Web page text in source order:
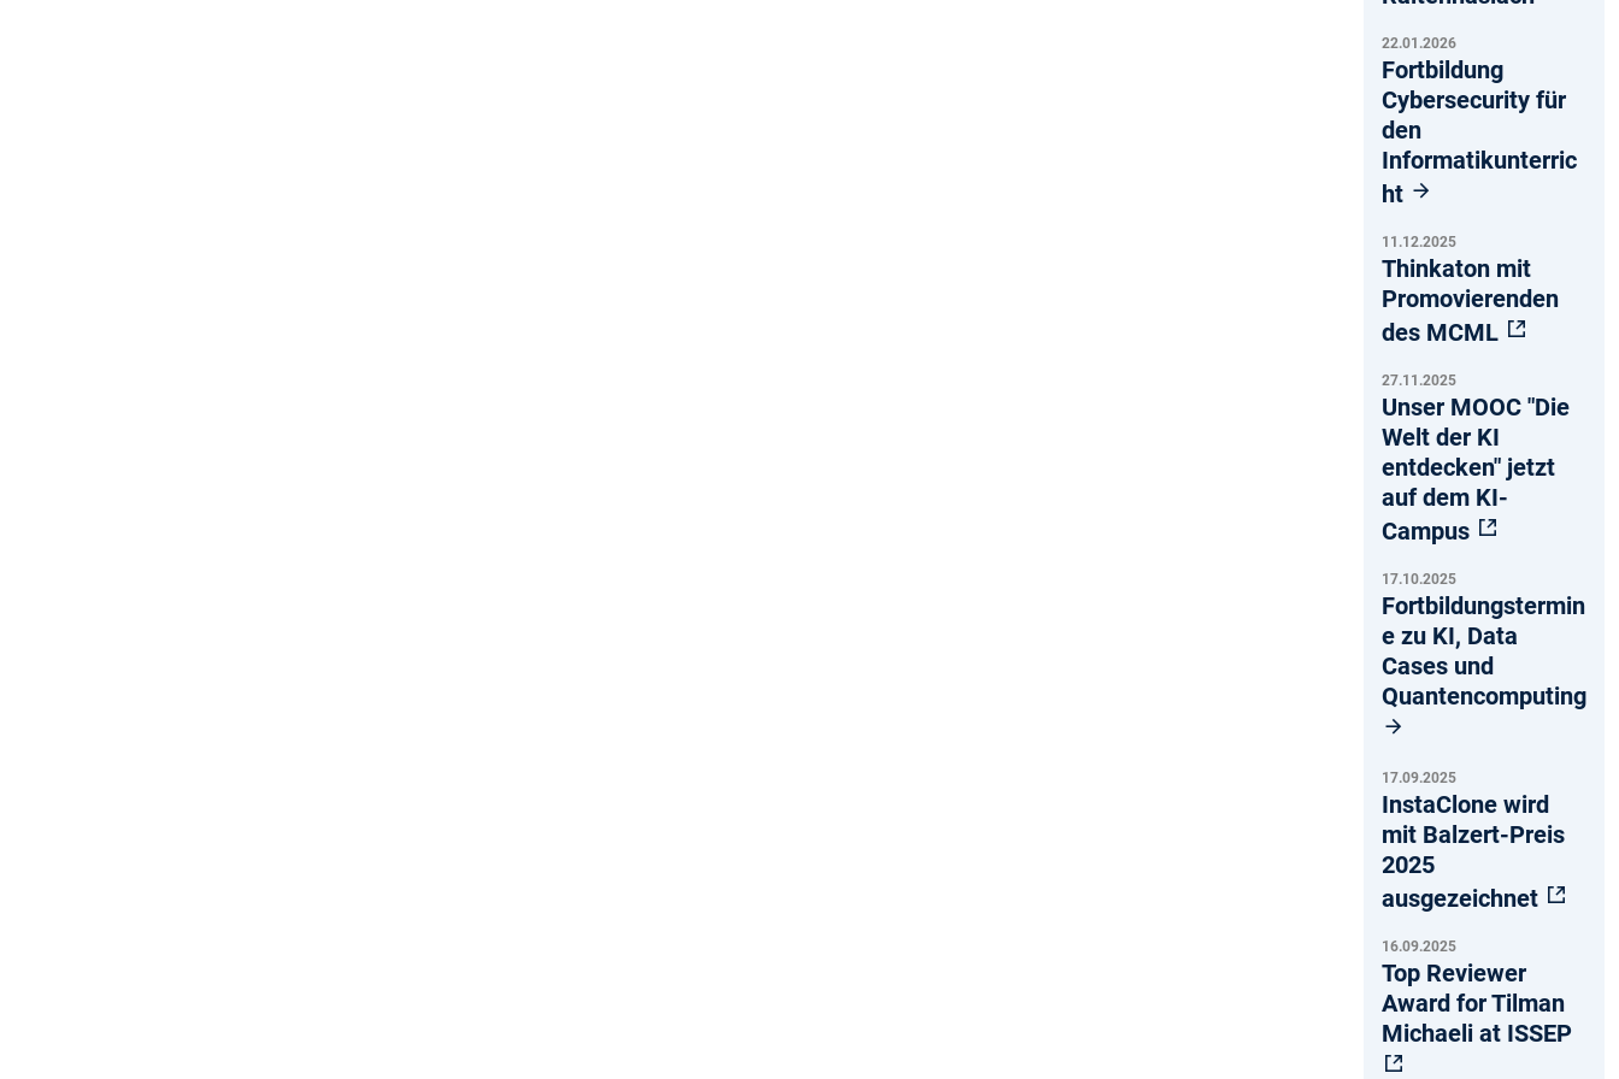
22.01.2026
Fortbildung
Cybersecurity für
den
Informatikunterric
ht
11.12.2025
Thinkaton mit
Promovierenden
des MCML
27.11.2025
Unser MOOC "Die
Welt der KI
entdecken" jetzt
auf dem KI-
Campus
17.10.2025
Fortbildungstermin
e zu KI, Data
Cases und
Quantencomputing
17.09.2025
InstaClone wird
mit Balzert-Preis
2025
ausgezeichnet
16.09.2025
Top Reviewer
Award for Tilman
Michaeli at ISSEP